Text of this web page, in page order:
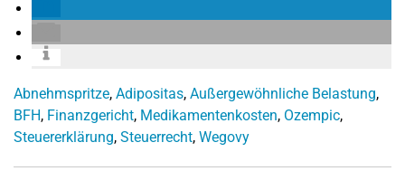
Abnehmspritze, Adipositas, Außergewöhnliche Belastung,
BFH, Finanzgericht, Medikamentenkosten, Ozempic,
Steuererklärung, Steuerrecht, Wegovy